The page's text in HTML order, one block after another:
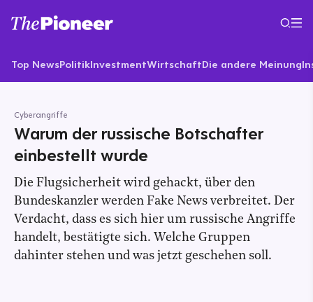
Top NewsPolitikInvestmentWirtschaftDie andere Meinung
Cyberangriffe
Warum der russische Botschafter
einbestellt wurde
Die Flugsicherheit wird gehackt, über den
Bundeskanzler werden Fake News verbreitet. Der
Verdacht, dass es sich hier um russische Angriffe
handelt, bestätigte sich. Welche Gruppen
dahinter stehen und was jetzt geschehen soll.